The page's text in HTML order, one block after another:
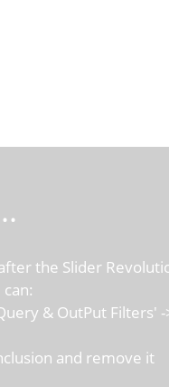
the Slider
& OutPut Filters' -
and remove it